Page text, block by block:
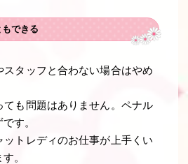
できる
スタッフと合わない場合はやめ
ても問題はありません。ペナル
す。
ットレディのお仕事が上手くい
。